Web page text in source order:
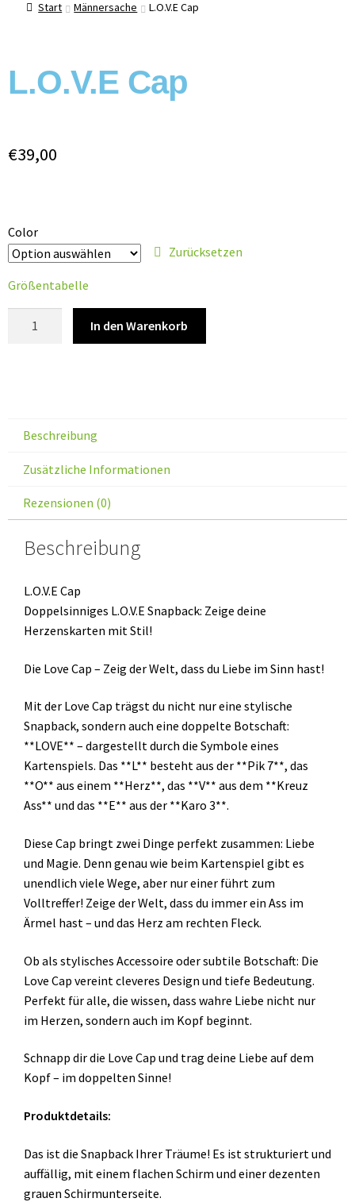
Start Männersache L.O.V.E Cap
L.O.V.E Cap
€39,00
Color
Zurücksetzen
Größentabelle
In den Warenkorb
Beschreibung
Zusätzliche Informationen
Rezensionen (0)
Beschreibung
L.O.V.E Cap
Doppelsinniges L.O.V.E Snapback: Zeige deine
Herzenskarten mit Stil!
Die Love Cap – Zeig der Welt, dass du Liebe im Sinn hast!
Mit der Love Cap trägst du nicht nur eine stylische
Snapback, sondern auch eine doppelte Botschaft:
**LOVE** – dargestellt durch die Symbole eines
Kartenspiels. Das **L** besteht aus der **Pik 7**, das
**O** aus einem **Herz**, das **V** aus dem **Kreuz
Ass** und das **E** aus der **Karo 3**.
Diese Cap bringt zwei Dinge perfekt zusammen: Liebe
und Magie. Denn genau wie beim Kartenspiel gibt es
unendlich viele Wege, aber nur einer führt zum
Volltreffer! Zeige der Welt, dass du immer ein Ass im
Ärmel hast – und das Herz am rechten Fleck.
Ob als stylisches Accessoire oder subtile Botschaft: Die
Love Cap vereint cleveres Design und tiefe Bedeutung.
Perfekt für alle, die wissen, dass wahre Liebe nicht nur
im Herzen, sondern auch im Kopf beginnt.
Schnapp dir die Love Cap und trag deine Liebe auf dem
Kopf – im doppelten Sinne!
Produktdetails:
Das ist die Snapback Ihrer Träume! Es ist strukturiert und
auffällig, mit einem flachen Schirm und einer dezenten
grauen Schirmunterseite.